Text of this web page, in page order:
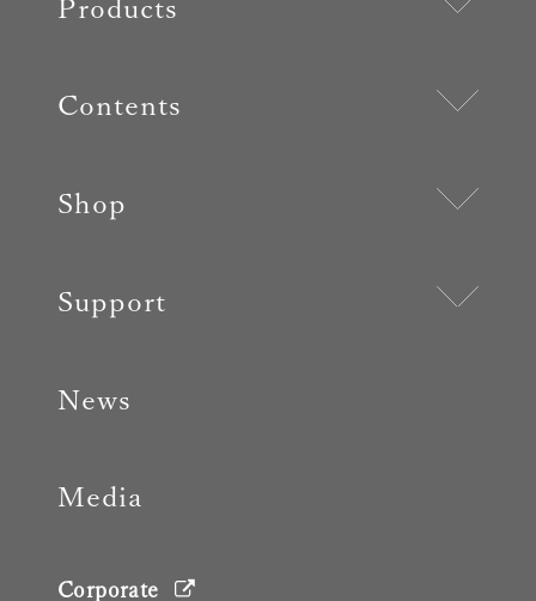
Products
Contents
Shop
Support
News
Media
Corporate